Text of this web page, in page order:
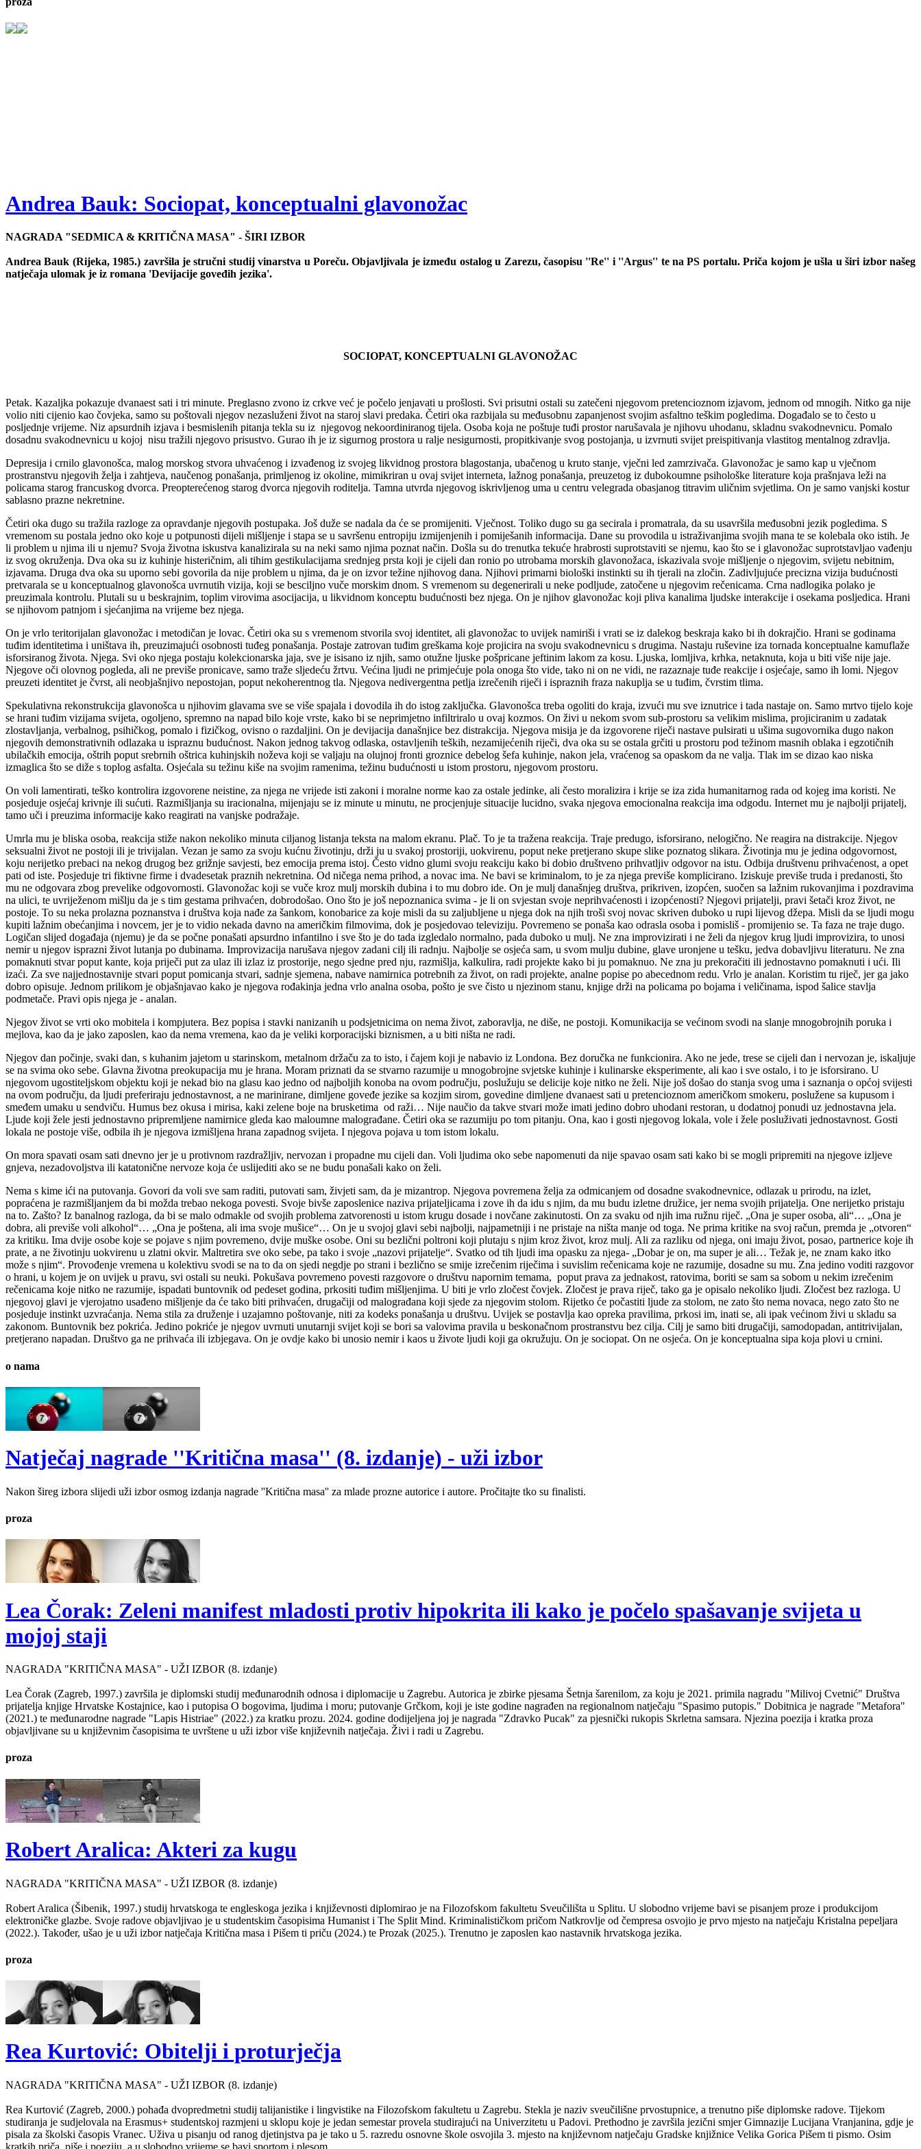
Andrea Bauk: Sociopat, konceptualni glavonožac
NAGRADA "SEDMICA & KRITIČNA MASA" - ŠIRI IZBOR
Andrea Bauk (Rijeka, 1985.) završila je stručni studij vinarstva u Poreču. Objavljivala je između ostalog u Zarezu, časopisu ''Re'' i ''Argus'' te na PS portalu. Priča kojom je ušla u širi izbor našeg
natječaja ulomak je iz romana 'Devijacije goveđih jezika'.
SOCIOPAT, KONCEPTUALNI GLAVONOŽAC
Petak. Kazaljka pokazuje dvanaest sati i tri minute. Preglasno zvono iz crkve već je počelo jenjavati u prošlosti. Svi prisutni ostali su zatečeni njegovom pretencioznom izjavom, jednom od mnogih. Nitko ga nije
volio niti cijenio kao čovjeka, samo su poštovali njegov nezasluženi život na staroj slavi predaka. Četiri oka razbijala su međusobnu zapanjenost svojim asfaltno teškim pogledima. Događalo se to često u
posljednje vrijeme. Niz apsurdnih izjava i besmislenih pitanja tekla su iz njegovog nekoordiniranog tijela. Osoba koja ne poštuje tuđi prostor narušavala je njihovu uhodanu, skladnu svakodnevnicu. Pomalo
dosadnu svakodnevnicu u kojoj nisu tražili njegovo prisustvo. Gurao ih je iz sigurnog prostora u ralje nesigurnosti, propitkivanje svog postojanja, u izvrnuti svijet preispitivanja vlastitog mentalnog zdravlja.
Depresija i crnilo glavonošca, malog morskog stvora uhvaćenog i izvađenog iz svojeg likvidnog prostora blagostanja, ubačenog u kruto stanje, vječni led zamrzivača. Glavonožac je samo kap u vječnom
prostranstvu njegovih želja i zahtjeva, naučenog ponašanja, primljenog iz okoline, mimikriran u ovaj svijet interneta, lažnog ponašanja, preuzetog iz dubokoumne psihološke literature koja prašnjava leži na
policama starog francuskog dvorca. Preopterećenog starog dvorca njegovih roditelja. Tamna utvrda njegovog iskrivljenog uma u centru velegrada obasjanog titravim uličnim svjetlima. On je samo vanjski kostur
sablasno prazne nekretnine.
Četiri oka dugo su tražila razloge za opravdanje njegovih postupaka. Još duže se nadala da će se promijeniti. Vječnost. Toliko dugo su ga secirala i promatrala, da su usavršila međusobni jezik pogledima. S
vremenom su postala jedno oko koje u potpunosti dijeli mišljenje i stapa se u savršenu entropiju izmijenjenih i pomiješanih informacija. Dane su provodila u istraživanjima svojih mana te se kolebala oko istih. Je
li problem u njima ili u njemu? Svoja životna iskustva kanalizirala su na neki samo njima poznat način. Došla su do trenutka tekuće hrabrosti suprotstaviti se njemu, kao što se i glavonožac suprotstavljao vađenju
iz svog okruženja. Dva oka su iz kuhinje histeričnim, ali tihim gestikulacijama srednjeg prsta koji je cijeli dan ronio po utrobama morskih glavonožaca, iskazivala svoje mišljenje o njegovim, svijetu nebitnim,
izjavama. Druga dva oka su uporno sebi govorila da nije problem u njima, da je on izvor težine njihovog dana. Njihovi primarni biološki instinkti su ih tjerali na zločin. Zadivljujuće precizna vizija budućnosti
pretvarala se u konceptualnog glavonošca uvrnutih vizija, koji se besciljno vuče morskim dnom. S vremenom su degenerirali u neke podljude, zatočene u njegovim rečenicama. Crna nadlogika polako je
preuzimala kontrolu. Plutali su u beskrajnim, toplim virovima asocijacija, u likvidnom konceptu budućnosti bez njega. On je njihov glavonožac koji pliva kanalima ljudske interakcije i osekama posljedica. Hrani
se njihovom patnjom i sjećanjima na vrijeme bez njega.
On je vrlo teritorijalan glavonožac i metodičan je lovac. Četiri oka su s vremenom stvorila svoj identitet, ali glavonožac to uvijek namiriši i vrati se iz dalekog beskraja kako bi ih dokrajčio. Hrani se godinama
tuđim identitetima i uništava ih, preuzimajući osobnosti tuđeg ponašanja. Postaje zatrovan tuđim greškama koje projicira na svoju svakodnevnicu s drugima. Nastaju ruševine iza tornada konceptualne kamuflaže
isforsiranog života. Njega. Svi oko njega postaju kolekcionarska jaja, sve je isisano iz njih, samo otužne ljuske pošpricane jeftinim lakom za kosu. Ljuska, lomljiva, krhka, netaknuta, koja u biti više nije jaje.
Njegove oči olovnog pogleda, ali ne previše pronicave, samo traže sljedeću žrtvu. Većina ljudi ne primjećuje pola onoga što vide, tako ni on ne vidi, ne razaznaje tuđe reakcije i osjećaje, samo ih lomi. Njegov
preuzeti identitet je čvrst, ali neobjašnjivo nepostojan, poput nekoherentnog tla. Njegova nedivergentna petlja izrečenih riječi i ispraznih fraza nakuplja se u tuđim, čvrstim tlima.
Spekulativna rekonstrukcija glavonošca u njihovim glavama sve se više spajala i dovodila ih do istog zaključka. Glavonošca treba ogoliti do kraja, izvući mu sve iznutrice i tada nastaje on. Samo mrtvo tijelo koje
se hrani tuđim vizijama svijeta, ogoljeno, spremno na napad bilo koje vrste, kako bi se neprimjetno infiltriralo u ovaj kozmos. On živi u nekom svom sub-prostoru sa velikim mislima, projiciranim u zadatak
zlostavljanja, verbalnog, psihičkog, pomalo i fizičkog, ovisno o razdaljini. On je devijacija današnjice bez distrakcija. Njegova misija je da izgovorene riječi nastave pulsirati u ušima sugovornika dugo nakon
njegovih demonstrativnih odlazaka u ispraznu budućnost. Nakon jednog takvog odlaska, ostavljenih teških, nezamijećenih riječi, dva oka su se ostala grčiti u prostoru pod težinom masnih oblaka i egzotičnih
ubilačkih emocija, oštrih poput srebrnih oštrica kuhinjskih noževa koji se valjaju na olujnoj fronti groznice debelog šefa kuhinje, nakon jela, vraćenog sa opaskom da ne valja. Tlak im se dizao kao niska
izmaglica što se diže s toplog asfalta. Osjećala su težinu kiše na svojim ramenima, težinu budućnosti u istom prostoru, njegovom prostoru.
On voli lamentirati, teško kontrolira izgovorene neistine, za njega ne vrijede isti zakoni i moralne norme kao za ostale jedinke, ali često moralizira i krije se iza zida humanitarnog rada od kojeg ima koristi. Ne
posjeduje osjećaj krivnje ili sućuti. Razmišljanja su iracionalna, mijenjaju se iz minute u minutu, ne procjenjuje situacije lucidno, svaka njegova emocionalna reakcija ima odgodu. Internet mu je najbolji prijatelj,
tamo uči i preuzima informacije kako reagirati na vanjske podražaje.
Umrla mu je bliska osoba, reakcija stiže nakon nekoliko minuta ciljanog listanja teksta na malom ekranu. Plač. To je ta tražena reakcija. Traje predugo, isforsirano, nelogično. Ne reagira na distrakcije. Njegov
seksualni život ne postoji ili je trivijalan. Vezan je samo za svoju kućnu životinju, drži ju u svakoj prostoriji, uokvirenu, poput neke pretjerano skupe slike poznatog slikara. Životinja mu je jedina odgovornost,
koju nerijetko prebaci na nekog drugog bez grižnje savjesti, bez emocija prema istoj. Često vidno glumi svoju reakciju kako bi dobio društveno prihvatljiv odgovor na istu. Odbija društvenu prihvaćenost, a opet
pati od iste. Posjeduje tri fiktivne firme i dvadesetak praznih nekretnina. Od ničega nema prihod, a novac ima. Ne bavi se kriminalom, to je za njega previše komplicirano. Iziskuje previše truda i predanosti, što
mu ne odgovara zbog prevelike odgovornosti. Glavonožac koji se vuče kroz mulj morskih dubina i to mu dobro ide. On je mulj današnjeg društva, prikriven, izopćen, suočen sa lažnim rukovanjima i pozdravima
na ulici, te uvriježenom mišlju da je s tim gestama prihvaćen, dobrodošao. Ono što je još nepoznanica svima - je li on svjestan svoje neprihvaćenosti i izopćenosti? Njegovi prijatelji, pravi šetači kroz život, ne
postoje. To su neka prolazna poznanstva i društva koja nađe za šankom, konobarice za koje misli da su zaljubljene u njega dok na njih troši svoj novac skriven duboko u rupi lijevog džepa. Misli da se ljudi mogu
kupiti lažnim obećanjima i novcem, jer je to vidio nekada davno na američkim filmovima, dok je posjedovao televiziju. Povremeno se ponaša kao odrasla osoba i pomisliš - promijenio se. Ta faza ne traje dugo.
Logičan slijed događaja (njemu) je da se počne ponašati apsurdno infantilno i sve što je do tada izgledalo normalno, pada duboko u mulj. Ne zna improvizirati i ne želi da njegov krug ljudi improvizira, to unosi
nemir u njegov isprazni život lutanja po dubinama. Improvizacija narušava njegov zadani cilj ili radnju. Najbolje se osjeća sam, u svom mulju dubine, glave uronjene u tešku, jedva dobavljivu literaturu. Ne zna
pomaknuti stvar poput kante, koja priječi put za ulaz ili izlaz iz prostorije, nego sjedne pred nju, razmišlja, kalkulira, radi projekte kako bi ju pomaknuo. Ne zna ju prekoračiti ili jednostavno pomaknuti i ući. Ili
izaći. Za sve najjednostavnije stvari poput pomicanja stvari, sadnje sjemena, nabave namirnica potrebnih za život, on radi projekte, analne popise po abecednom redu. Vrlo je analan. Koristim tu riječ, jer ga jako
dobro opisuje. Jednom prilikom je objašnjavao kako je njegova rođakinja jedna vrlo analna osoba, pošto je sve čisto u njezinom stanu, knjige drži na policama po bojama i veličinama, ispod šalice stavlja
podmetače. Pravi opis njega je - analan.
Njegov život se vrti oko mobitela i kompjutera. Bez popisa i stavki nanizanih u podsjetnicima on nema život, zaboravlja, ne diše, ne postoji. Komunikacija se većinom svodi na slanje mnogobrojnih poruka i
mejlova, kao da je jako zaposlen, kao da nema vremena, kao da je veliki korporacijski biznismen, a u biti ništa ne radi.
Njegov dan počinje, svaki dan, s kuhanim jajetom u starinskom, metalnom držaču za to isto, i čajem koji je nabavio iz Londona. Bez doručka ne funkcionira. Ako ne jede, trese se cijeli dan i nervozan je, iskaljuje
se na svima oko sebe. Glavna životna preokupacija mu je hrana. Moram priznati da se stvarno razumije u mnogobrojne svjetske kuhinje i kulinarske eksperimente, ali kao i sve ostalo, i to je isforsirano. U
njegovom ugostiteljskom objektu koji je nekad bio na glasu kao jedno od najboljih konoba na ovom području, poslužuju se delicije koje nitko ne želi. Nije još došao do stanja svog uma i saznanja o općoj svijesti
na ovom području, da ljudi preferiraju jednostavnost, a ne marinirane, dimljene goveđe jezike sa kozjim sirom, govedine dimljene dvanaest sati u pretencioznom američkom smokeru, poslužene sa kupusom i
smeđem umaku u sendviču. Humus bez okusa i mirisa, kaki zelene boje na brusketima od raži… Nije naučio da takve stvari može imati jedino dobro uhodani restoran, u dodatnoj ponudi uz jednostavna jela.
Ljude koji žele jesti jednostavno pripremljene namirnice gleda kao maloumne malograđane. Četiri oka se razumiju po tom pitanju. Ona, kao i gosti njegovog lokala, vole i žele posluživati jednostavnost. Gosti
lokala ne postoje više, odbila ih je njegova izmišljena hrana zapadnog svijeta. I njegova pojava u tom istom lokalu.
On mora spavati osam sati dnevno jer je u protivnom razdražljiv, nervozan i propadne mu cijeli dan. Voli ljudima oko sebe napomenuti da nije spavao osam sati kako bi se mogli pripremiti na njegove izljeve
gnjeva, nezadovoljstva ili katatonične nervoze koja će uslijediti ako se ne budu ponašali kako on želi.
Nema s kime ići na putovanja. Govori da voli sve sam raditi, putovati sam, živjeti sam, da je mizantrop. Njegova povremena želja za odmicanjem od dosadne svakodnevnice, odlazak u prirodu, na izlet,
popraćena je razmišljanjem da bi možda trebao nekoga povesti. Svoje bivše zaposlenice naziva prijateljicama i zove ih da idu s njim, da mu budu izletne družice, jer nema svojih prijatelja. One nerijetko pristaju
na to. Zašto? Iz banalnog razloga, da bi se malo odmakle od svojih problema zatvorenosti u istom krugu dosade i novčane zakinutosti. On za svaku od njih ima ružnu riječ. „Ona je super osoba, ali“… „Ona je
dobra, ali previše voli alkohol“… „Ona je poštena, ali ima svoje mušice“… On je u svojoj glavi sebi najbolji, najpametniji i ne pristaje na ništa manje od toga. Ne prima kritike na svoj račun, premda je „otvoren“
za kritiku. Ima dvije osobe koje se pojave s njim povremeno, dvije muške osobe. Oni su bezlični poltroni koji plutaju s njim kroz život, kroz mulj. Ali za razliku od njega, oni imaju život, posao, partnerice koje ih
prate, a ne životinju uokvirenu u zlatni okvir. Maltretira sve oko sebe, pa tako i svoje „nazovi prijatelje“. Svatko od tih ljudi ima opasku za njega- „Dobar je on, ma super je ali… Težak je, ne znam kako itko
može s njim“. Provođenje vremena u kolektivu svodi se na to da on sjedi negdje po strani i bezlično se smije izrečenim riječima i suvislim rečenicama koje ne razumije, dosadne su mu. Zna jedino voditi razgovor
o hrani, u kojem je on uvijek u pravu, svi ostali su neuki. Pokušava povremeno povesti razgovore o društvu napornim temama, poput prava za jednakost, ratovima, boriti se sam sa sobom u nekim izrečenim
rečenicama koje nitko ne razumije, ispadati buntovnik od pedeset godina, prkositi tuđim mišljenjima. U biti je vrlo zločest čovjek. Zločest je prava riječ, tako ga je opisalo nekoliko ljudi. Zločest bez razloga. U
njegovoj glavi je vjerojatno usađeno mišljenje da će tako biti prihvaćen, drugačiji od malograđana koji sjede za njegovim stolom. Rijetko će počastiti ljude za stolom, ne zato što nema novaca, nego zato što ne
posjeduje instinkt uzvraćanja. Nema stila za druženje i uzajamno poštovanje, niti za kodeks ponašanja u društvu. Uvijek se postavlja kao opreka pravilima, prkosi im, inati se, ali ipak većinom živi u skladu sa
zakonom. Buntovnik bez pokrića. Jedino pokriće je njegov uvrnuti unutarnji svijet koji se bori sa valovima pravila u beskonačnom prostranstvu bez cilja. Cilj je samo biti drugačiji, samodopadan, antitrivijalan,
pretjerano napadan. Društvo ga ne prihvaća ili izbjegava. On je ovdje kako bi unosio nemir i kaos u živote ljudi koji ga okružuju. On je sociopat. On ne osjeća. On je konceptualna sipa koja plovi u crnini.
o nama
Natječaj nagrade ''Kritična masa'' (8. izdanje) - uži izbor
Nakon šireg izbora slijedi uži izbor osmog izdanja nagrade ''Kritična masa'' za mlade prozne autorice i autore. Pročitajte tko su finalisti.
proza
Lea Čorak: Zeleni manifest mladosti protiv hipokrita ili kako je počelo spašavanje svijeta u
mojoj staji
NAGRADA "KRITIČNA MASA" - UŽI IZBOR (8. izdanje)
Lea Čorak (Zagreb, 1997.) završila je diplomski studij međunarodnih odnosa i diplomacije u Zagrebu. Autorica je zbirke pjesama Šetnja šarenilom, za koju je 2021. primila nagradu "Milivoj Cvetnić" Društva
prijatelja knjige Hrvatske Kostajnice, kao i putopisa O bogovima, ljudima i moru; putovanje Grčkom, koji je iste godine nagrađen na regionalnom natječaju "Spasimo putopis." Dobitnica je nagrade "Metafora"
(2021.) te međunarodne nagrade "Lapis Histriae" (2022.) za kratku prozu. 2024. godine dodijeljena joj je nagrada "Zdravko Pucak" za pjesnički rukopis Skrletna samsara. Njezina poezija i kratka proza
objavljivane su u književnim časopisima te uvrštene u uži izbor više književnih natječaja. Živi i radi u Zagrebu.
proza
Robert Aralica: Akteri za kugu
NAGRADA "KRITIČNA MASA" - UŽI IZBOR (8. izdanje)
Robert Aralica (Šibenik, 1997.) studij hrvatskoga te engleskoga jezika i književnosti diplomirao je na Filozofskom fakultetu Sveučilišta u Splitu. U slobodno vrijeme bavi se pisanjem proze i produkcijom
elektroničke glazbe. Svoje radove objavljivao je u studentskim časopisima Humanist i The Split Mind. Kriminalističkom pričom Natkrovlje od čempresa osvojio je prvo mjesto na natječaju Kristalna pepeljara
(2022.). Također, ušao je u uži izbor natječaja Kritična masa i Pišem ti priču (2024.) te Prozak (2025.). Trenutno je zaposlen kao nastavnik hrvatskoga jezika.
proza
Rea Kurtović: Obitelji i proturječja
NAGRADA "KRITIČNA MASA" - UŽI IZBOR (8. izdanje)
Rea Kurtović (Zagreb, 2000.) pohađa dvopredmetni studij talijanistike i lingvistike na Filozofskom fakultetu u Zagrebu. Stekla je naziv sveučilišne prvostupnice, a trenutno piše diplomske radove. Tijekom
studiranja je sudjelovala na Erasmus+ studentskoj razmjeni u sklopu koje je jedan semestar provela studirajući na Univerzitetu u Padovi. Prethodno je završila jezični smjer Gimnazije Lucijana Vranjanina, gdje je
pisala za školski časopis Vranec. Uživa u pisanju od ranog djetinjstva pa je tako u 5. razredu osnovne škole osvojila 3. mjesto na književnom natječaju Gradske knjižnice Velika Gorica Pišem ti pismo. Osim
kratkih priča, piše i poeziju, a u slobodno vrijeme se bavi sportom i plesom.